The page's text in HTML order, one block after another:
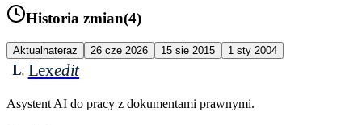
Historia zmian(4)
Aktualnateraz 26 cze 2026 15 sie 2015 1 sty 2004
L Lexedit
Asystent AI do pracy z dokumentami prawnymi.